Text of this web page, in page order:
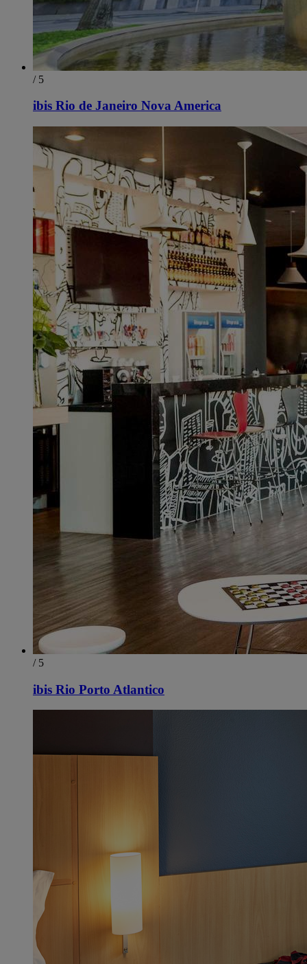
/ 5
ibis Rio de Janeiro Nova America
/ 5
ibis Rio Porto Atlantico